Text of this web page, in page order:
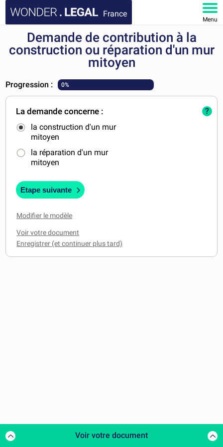
France
Menu
ACCUEIL
FAQ
MON COMPTE
Demande de contribution à la
construction ou réparation d'un mur
mitoyen
Progression : 0%
La demande concerne :
la construction d'un mur
mitoyen
la réparation d'un mur
mitoyen
?
Etape suivante
Modifier le modèle
Voir votre document
Voir votre document